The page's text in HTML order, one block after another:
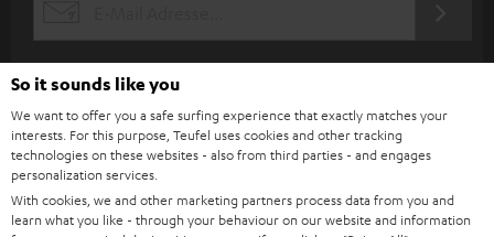
e
t
t
e
r
a
So it sounds like you
We want to offer you a safe surfing experience that exactly matches your
interests. For this purpose, Teufel uses cookies and other tracking
technologies on these websites - also from third parties - and engages
personalization services.
With cookies, we and other marketing partners process data from you and
learn what you like - through your behaviour on our website and information